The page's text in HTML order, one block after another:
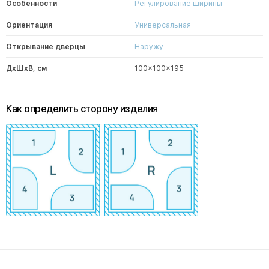
Особенности Регулирование ширины
Ориентация Универсальная
Открывание дверцы Наружу
ДxШxВ, см 100x100x195
Как определить сторону изделия